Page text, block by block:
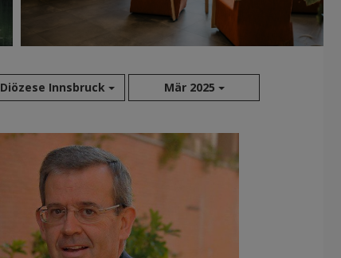
Diözese Innsbruck Mär 2025
Aug 2026
Jul 2026
Mai 2026
Apr 2026
Mär 2026